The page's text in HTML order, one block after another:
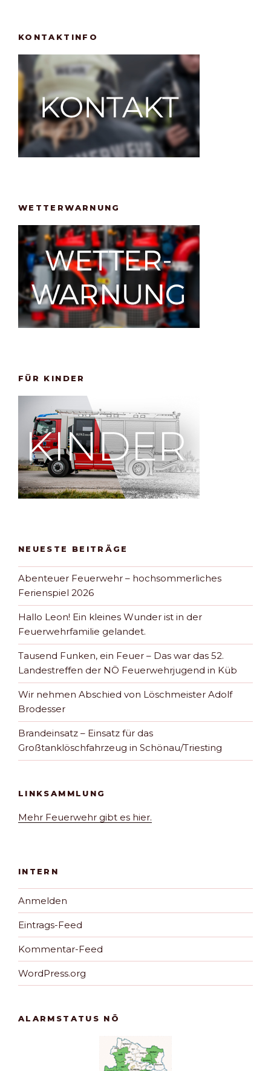
KONTAKTINFO
WETTERWARNUNG
FÜR KINDER
NEUESTE BEITRÄGE
Abenteuer Feuerwehr – hochsommerliches
Ferienspiel 2026
Hallo Leon! Ein kleines Wunder ist in der
Feuerwehrfamilie gelandet.
Tausend Funken, ein Feuer – Das war das 52.
Landestreffen der NÖ Feuerwehrjugend in Küb
Wir nehmen Abschied von Löschmeister Adolf
Brodesser
Brandeinsatz – Einsatz für das
Großtanklöschfahrzeug in Schönau/Triesting
LINKSAMMLUNG
Mehr Feuerwehr gibt es hier.
INTERN
Anmelden
Eintrags-Feed
Kommentar-Feed
WordPress.org
ALARMSTATUS NÖ